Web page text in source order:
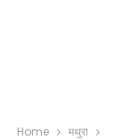
Home मथुरा